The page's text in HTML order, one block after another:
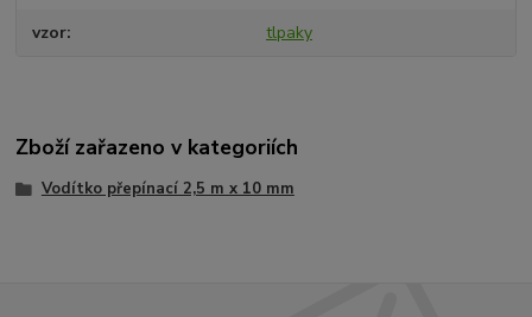
vzor tlpaky
Zboží zařazeno v kategoriích
Vodítko přepínací 2,5 m x 10 mm